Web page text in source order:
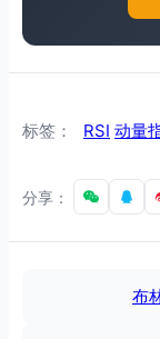
标签： RSI 动量
分享：
布